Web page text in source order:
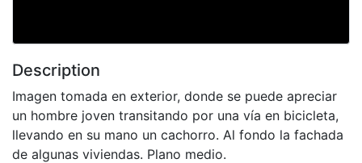
Description
Imagen tomada en exterior, donde se puede apreciar
un hombre joven transitando por una vía en bicicleta,
llevando en su mano un cachorro. Al fondo la fachada
de algunas viviendas. Plano medio.